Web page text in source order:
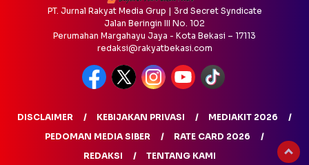
PT. Jurnal Rakyat Media Grup | 3rd Secret Syndicate
Jalan Beringin III No. 102
Perumahan Margahayu Jaya - Kota Bekasi – 17113
redaksi@rakyatbekasi.com
DISCLAIMER KEBIJAKAN PRIVASI
MEDIAKIT 2026
PEDOMAN MEDIA SIBER
RATE CARD 2026
REDAKSI
TENTANG KAMI